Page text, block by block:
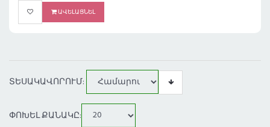
ԱՎԵԼԱՑՆԵԼ
ՏԵՍԱԿԱՎՈՐՈՒՄ:
ՓՈԽԵԼ ՔԱՆԱԿԸ: